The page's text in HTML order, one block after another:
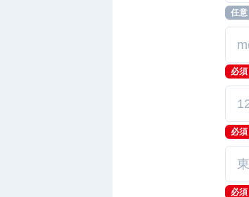
任意
必須
必須
必須